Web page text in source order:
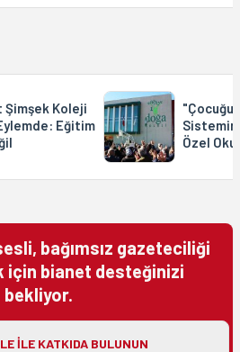
Şimşek Koleji
Eğitim
Özel
bağımsız gazeteciliği
için bianet desteğinizi
bekliyor.
ILE KATKIDA BULUNUN